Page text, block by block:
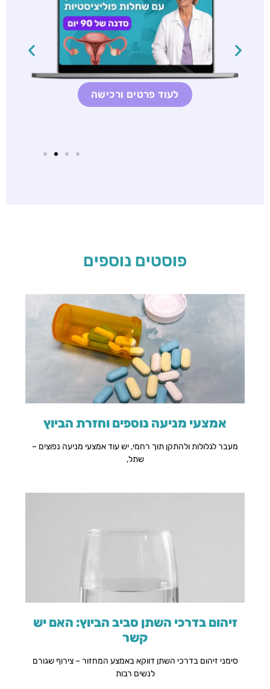
לעוד פרטים ורכישה
פוסטים נוספים
אמצעי מניעה נוספים וחזרת הביוץ
מעבר לגלולות ולהתקן תוך רחמי, יש עוד אמצעי מניעה נפוצים –
שתל,
זיהום בדרכי השתן סביב הביוץ: האם יש
קשר
סימני זיהום בדרכי השתן דווקא באמצע המחזור – צירוף שגורם
לנשים רבות